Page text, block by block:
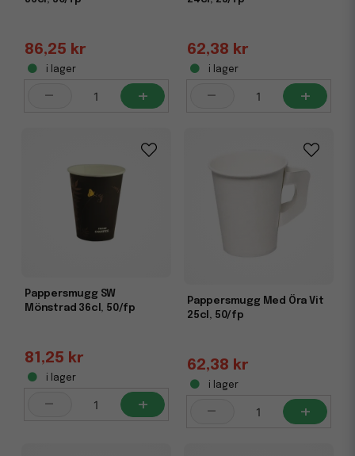
86,25 kr
i lager
- +
62,38 kr
i lager
- +
Pappersmugg SW
Mönstrad 36cl, 50/fp
81,25 kr
i lager
- +
Pappersmugg Med Öra Vit
25cl, 50/fp
62,38 kr
i lager
- +